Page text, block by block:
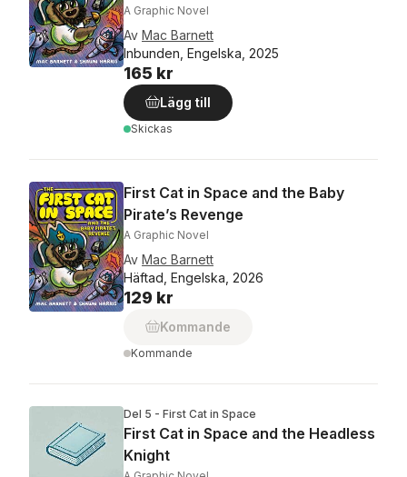
A Graphic Novel
Av Mac Barnett
Inbunden, Engelska, 2025
165 kr
Lägg till
Skickas
First Cat in Space and the Baby
Pirate’s Revenge
A Graphic Novel
Av Mac Barnett
Häftad, Engelska, 2026
129 kr
Kommande
Kommande
Del 5 - First Cat in Space
First Cat in Space and the Headless
Knight